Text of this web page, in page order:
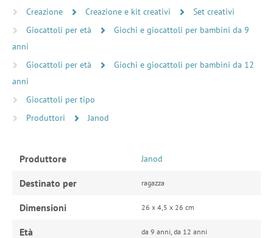
Creazione Creazione e kit creativi
Set creativi
Giocattoli per età
Giochi e giocattoli per bambini da 9
anni
Giocattoli per età
Giochi e giocattoli per bambini da 12
anni
Giocattoli per tipo
Produttori
Janod
Produttore Janod
Destinato per ragazza
Dimensioni 26 x 4,5 x 26 cm
Età da 9 anni, da 12 anni